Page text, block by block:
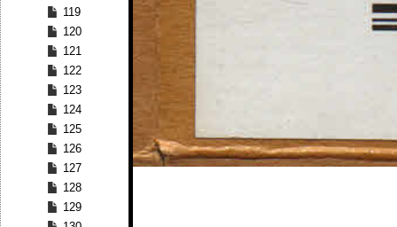
119
120
121
122
123
124
125
126
127
128
129